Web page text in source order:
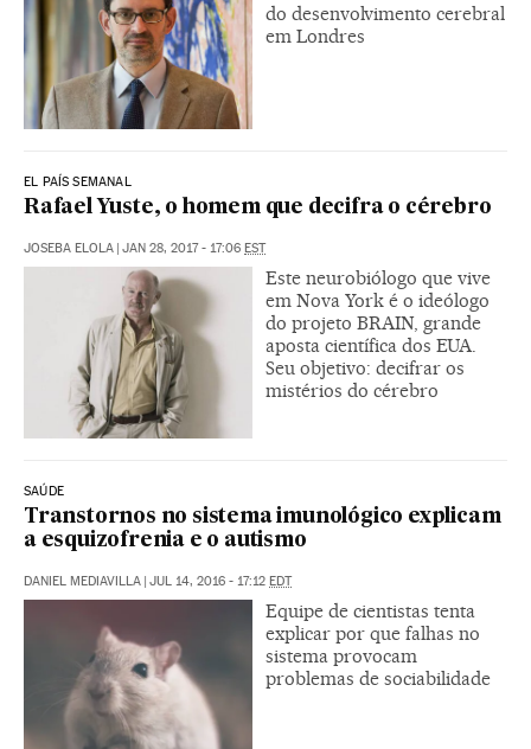
do desenvolvimento cerebral
em Londres
EL PAÍS SEMANAL
Rafael Yuste, o homem que decifra o cérebro
JOSEBA ELOLA JAN 28, 2017 - 17:06 EST
Este neurobiólogo que vive
em Nova York é o ideólogo
do projeto BRAIN, grande
aposta científica dos EUA.
Seu objetivo: decifrar os
mistérios do cérebro
SAÚDE
Transtornos no sistema imunológico explicam
a esquizofrenia e o autismo
DANIEL MEDIAVILLA | JUL 14, 2016 - 17:12 EDT
Equipe de cientistas tenta
explicar por que falhas no
sistema provocam
problemas de sociabilidade